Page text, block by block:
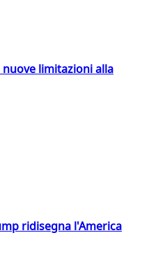
limitazioni alla
ridisegna l'America